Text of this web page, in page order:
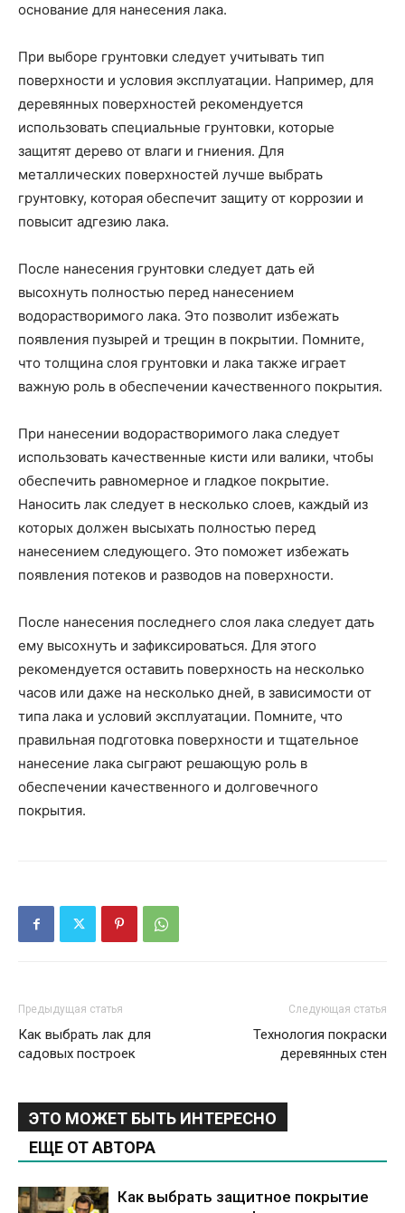
основание для нанесения лака.
При выборе грунтовки следует учитывать тип
поверхности и условия эксплуатации. Например, для
деревянных поверхностей рекомендуется
использовать специальные грунтовки, которые
защитят дерево от влаги и гниения. Для
металлических поверхностей лучше выбрать
грунтовку, которая обеспечит защиту от коррозии и
повысит адгезию лака.
После нанесения грунтовки следует дать ей
высохнуть полностью перед нанесением
водорастворимого лака. Это позволит избежать
появления пузырей и трещин в покрытии. Помните,
что толщина слоя грунтовки и лака также играет
важную роль в обеспечении качественного покрытия.
При нанесении водорастворимого лака следует
использовать качественные кисти или валики, чтобы
обеспечить равномерное и гладкое покрытие.
Наносить лак следует в несколько слоев, каждый из
которых должен высыхать полностью перед
нанесением следующего. Это поможет избежать
появления потеков и разводов на поверхности.
После нанесения последнего слоя лака следует дать
ему высохнуть и зафиксироваться. Для этого
рекомендуется оставить поверхность на несколько
часов или даже на несколько дней, в зависимости от
типа лака и условий эксплуатации. Помните, что
правильная подготовка поверхности и тщательное
нанесение лака сыграют решающую роль в
обеспечении качественного и долговечного
покрытия.
Предыдущая статья
Как выбрать лак для
садовых построек
Следующая статья
Технология покраски
деревянных стен
ЭТО МОЖЕТ БЫТЬ ИНТЕРЕСНО
ЕЩЕ ОТ АВТОРА
Как выбрать защитное покрытие